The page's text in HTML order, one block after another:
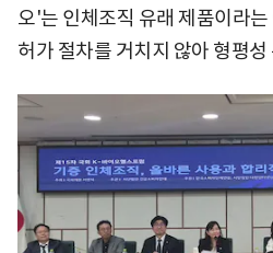
오'는 인체조직 유래 제품이라는
허가 절차를 거치지 않아 형평